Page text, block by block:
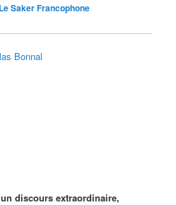
Le Saker Francophone
Bonnal
discours extraordinaire,